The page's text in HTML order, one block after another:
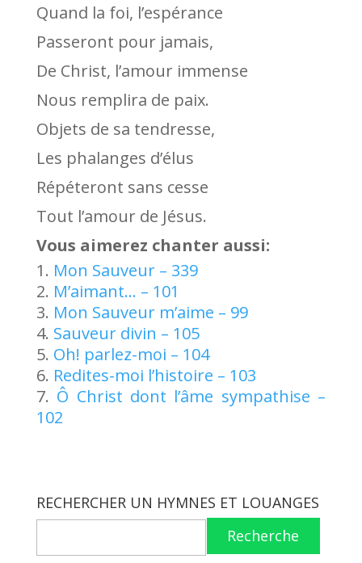
Quand la foi, l’espérance
Passeront pour jamais,
De Christ, l’amour immense
Nous remplira de paix.
Objets de sa tendresse,
Les phalanges d’élus
Répéteront sans cesse
Tout l’amour de Jésus.
Vous aimerez chanter aussi:
Mon Sauveur – 339
M’aimant… – 101
Mon Sauveur m’aime – 99
Sauveur divin – 105
Oh! parlez-moi – 104
Redites-moi l’histoire – 103
Ô Christ dont l’âme sympathise –
102
RECHERCHER UN HYMNES ET LOUANGES
Recherche